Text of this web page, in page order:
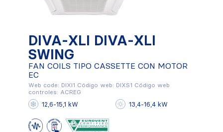
DIVA-XLI DIVA-XLI
SWING
FAN COILS TIPO CASSETTE CON MOTOR
EC
Web code: DIXI1 Código web: DIXS1 Código web
controles: ACREG
12,6-15,1 kW 13,4-16,4 kW
DIVA-XLI DIVA-XLI
SWING
FAN COILS TIPO CASSETTE CON
MOTOR EC
Conocer más